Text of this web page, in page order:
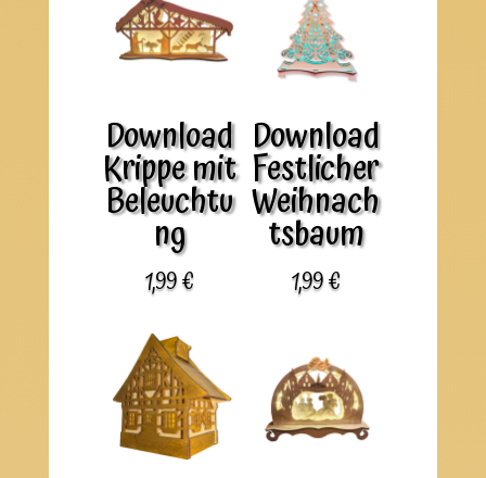
Download
Krippe mit
Beleuchtu
ng
1,99€
Download
Festlicher
Weihnach
tsbaum
1,99€